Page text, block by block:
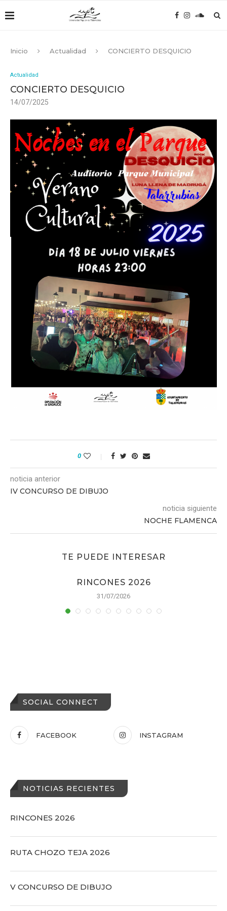
Inicio Actualidad CONCIERTO DESQUICIO
Actualidad
CONCIERTO DESQUICIO
14/07/2025
0
noticia anterior
IV CONCURSO DE DIBUJO
noticia siguiente
NOCHE FLAMENCA
TE PUEDE INTERESAR
RINCONES 2026
31/07/2026
SOCIAL CONNECT
FACEBOOK INSTAGRAM
NOTICIAS RECIENTES
RINCONES 2026
RUTA CHOZO TEJA 2026
V CONCURSO DE DIBUJO